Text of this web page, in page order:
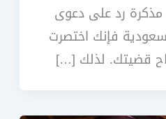
رد على دعوى
فإنك اختصرت
قضيتك. لذلك […]